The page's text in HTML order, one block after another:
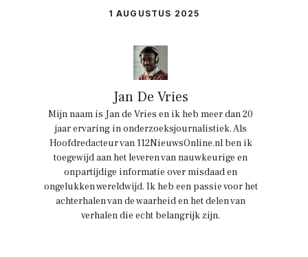
1 AUGUSTUS 2025
Jan De Vries
Mijn naam is Jan de Vries en ik heb meer dan 20
jaar ervaring in onderzoeksjournalistiek. Als
Hoofdredacteur van 112NieuwsOnline.nl ben ik
toegewijd aan het leveren van nauwkeurige en
onpartijdige informatie over misdaad en
ongelukken wereldwijd. Ik heb een passie voor het
achterhalen van de waarheid en het delen van
verhalen die echt belangrijk zijn.